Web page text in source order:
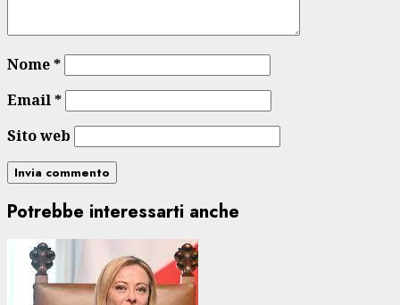
Nome*
Email*
Sito web
Potrebbe interessarti anche